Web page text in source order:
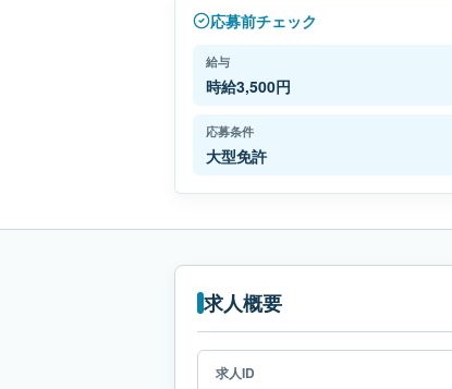
応募前チェック
給与
時給3,500円
応募条件
大型免許
求人概要
求人ID